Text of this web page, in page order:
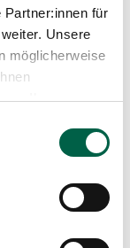
Partner:innen für
Unsere
möglicherweise
Ihrer
sowie die
Operation